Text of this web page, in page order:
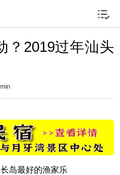
？2019过年汕头
长岛最好的渔家乐